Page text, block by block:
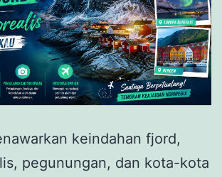
keindahan fjord,
pegunungan, dan kota-kota